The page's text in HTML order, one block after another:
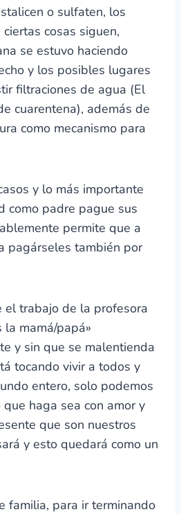
o sulfaten, los
cosas siguen,
se estuvo haciendo
y los posibles lugares
filtraciones de agua (El
cuarentena), además de
como mecanismo para
y lo más importante
como padre pague sus
permite que a
pagárseles también por
el trabajo de la profesora
la mamá/papá»
y sin que se malentienda
tocando vivir a todos y
entero, solo podemos
haga sea con amor y
que son nuestros
y esto quedará como un
familia, para ir terminando